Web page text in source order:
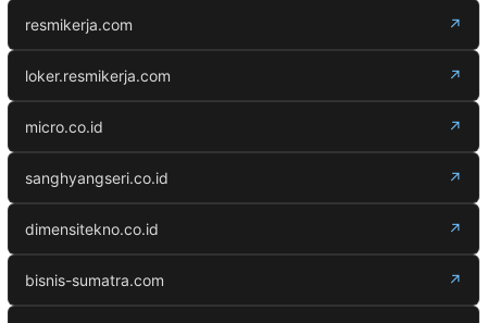
resmikerja.com ↗
loker.resmikerja.com ↗
micro.co.id ↗
sanghyangseri.co.id ↗
dimensitekno.co.id ↗
bisnis-sumatra.com ↗